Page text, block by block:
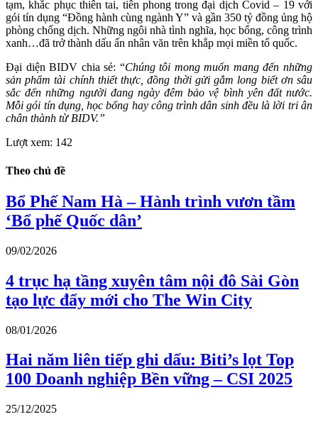
tạm, khắc phục thiên tai, tiên phong trong đại dịch Covid – 19 với
gói tín dụng “Đồng hành cùng ngành Y” và gần 350 tỷ đồng ủng hộ
phòng chống dịch. Những ngôi nhà tình nghĩa, học bổng, công trình
xanh…đã trở thành dấu ấn nhân văn trên khắp mọi miền tổ quốc.
Đại diện BIDV chia sẻ: “Chúng tôi mong muốn mang đến những
sản phẩm tài chính thiết thực, đồng thời gửi gắm long biết ơn sâu
sắc đến những người đang ngày đêm bảo vệ bình yên đất nước.
Mỗi gói tín dụng, học bổng hay công trình dân sinh đều là lời tri ân
chân thành từ BIDV.”
Lượt xem: 142
Theo chủ đề
Bổ Phế Nam Hà – Hành trình vươn tầm
‘Bổ phế Quốc dân’
09/02/2026
4 trục hạ tầng xuyên tâm nội đô Sài Gòn
tạo lực đẩy mới cho The Win City
08/01/2026
Hai năm liên tiếp ghi dấu: Biti’s lọt Top
100 Doanh nghiệp Bền vững – CSI 2025
25/12/2025